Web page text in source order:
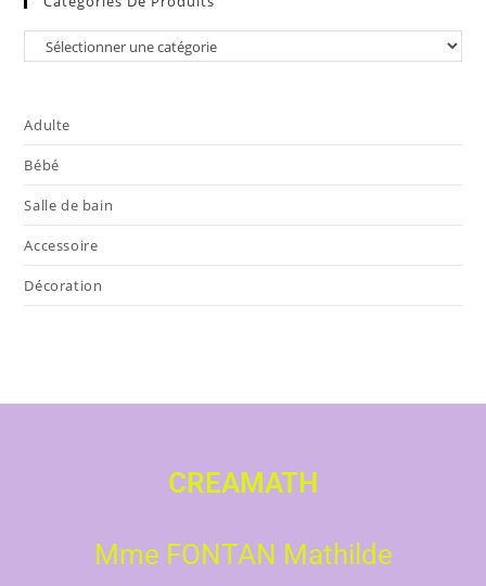
Adulte
Bébé
Salle de bain
Accessoire
Décoration
CREAMATH
Mme FONTAN Mathilde